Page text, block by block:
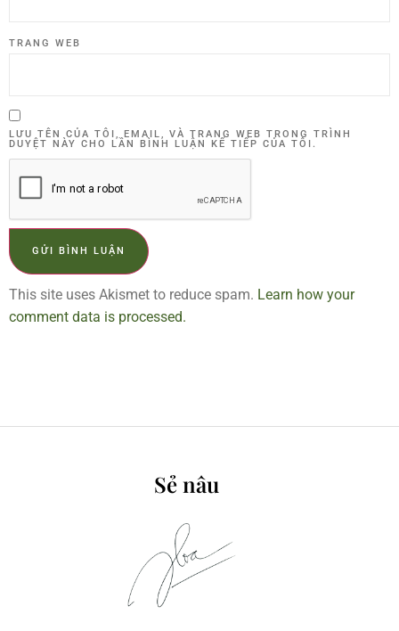
TRANG WEB
LƯU TÊN CỦA TÔI, EMAIL, VÀ TRANG WEB TRONG TRÌNH
DUYỆT NÀY CHO LẦN BÌNH LUẬN KẾ TIẾP CỦA TÔI.
This site uses Akismet to reduce spam. Learn how your
comment data is processed.
Sẻ nâu